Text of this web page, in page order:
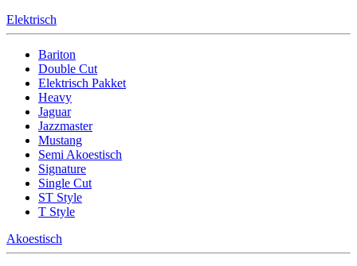
Elektrisch
Bariton
Double Cut
Elektrisch Pakket
Heavy
Jaguar
Jazzmaster
Mustang
Semi Akoestisch
Signature
Single Cut
ST Style
T Style
Akoestisch